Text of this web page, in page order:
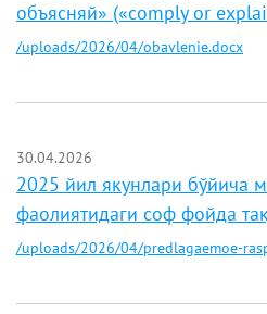
объясняй» («comply or
/uploads/2026/04/obavlenie.docx
30.04.2026
2025 йил якунлари бўйича
фаолиятидаги соф фойда
/uploads/2026/04/predlagaemoe-